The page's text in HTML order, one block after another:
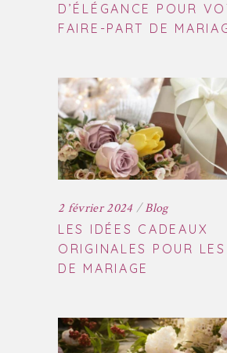
D’ÉLÉGANCE POUR
FAIRE-PART DE
2 février 2024 Blog
LES IDÉES CADEAUX
ORIGINALES POUR
DE MARIAGE